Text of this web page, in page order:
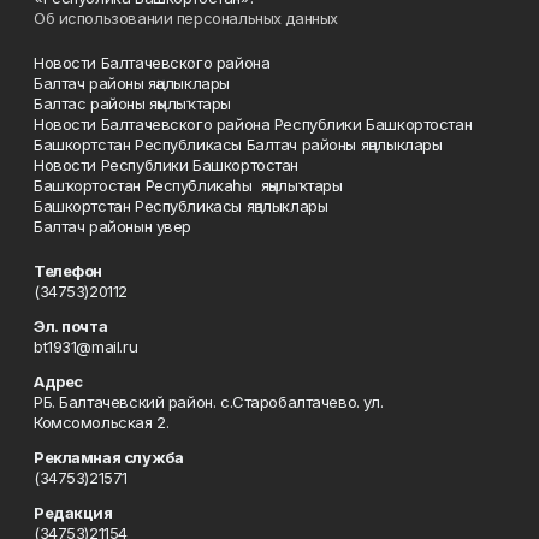
Об использовании персональных данных
Новости Балтачевского района
Балтач районы яңалыклары
Балтас районы яңылыҡтары
Новости Балтачевского района Республики Башкортостан
Башкортстан Республикасы Балтач районы яңалыклары
Новости Республики Башкортостан
Башҡортостан Республикаһы яңылыҡтары
Башкортстан Республикасы яңалыклары
Балтач районын увер
Телефон
(34753)20112
Эл. почта
bt1931@mail.ru
Адрес
РБ. Балтачевский район. с.Старобалтачево. ул.
Комсомольская 2.
Рекламная служба
(34753)21571
Редакция
(34753)21154